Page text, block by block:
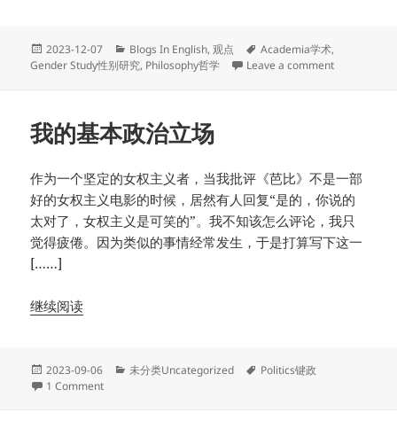
Posted
on
2023-12-07 Categories
Blogs In English,观点 Tags
Academia学术,
Gender Study性别研究, Philosophy哲学 Leave a commenton
我的基本政治立场
作为一个坚定的女权主义者，当我批评《芭比》不是一部
好的女权主义电影的时候，居然有人回复“是的，你说的
太对了，女权主义是可笑的”。我不知该怎么评论，我只
觉得疲倦。因为类似的事情经常发生，于是打算写下这一
[……]
继续阅读
Posted
on
2023-09-06 Categories
未分类Uncategorized Tags
Politics键政
1 Commenton 我的基本政治立场